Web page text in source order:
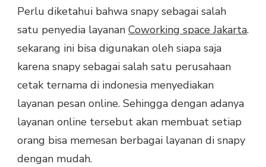
Perlu diketahui bahwa snapy sebagai salah
satu penyedia layanan Coworking space Jakarta.
sekarang ini bisa digunakan oleh siapa saja
karena snapy sebagai salah satu perusahaan
cetak ternama di indonesia menyediakan
layanan pesan online. Sehingga dengan adanya
layanan online tersebut akan membuat setiap
orang bisa memesan berbagai layanan di snapy
dengan mudah.